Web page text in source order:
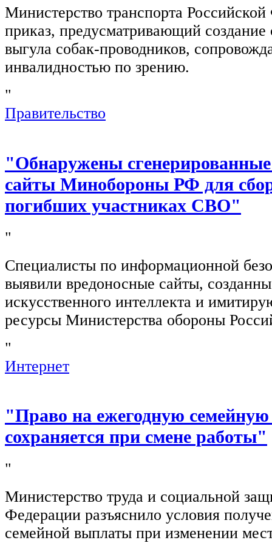
Министерство транспорта
приказ, предусматривающий создание
выгула собак-проводников,
инвалидностью по зрению.
"
Правительство
"Обнаружены
сайты Минобороны РФ для
погибших участниках СВО"
"
Специалисты по информационной
выявили вредоносные сайты,
искусственного интеллекта и
ресурсы Министерства обороны
"
Интернет
"Право на ежегодную
сохраняется при смене работы"
"
Министерство труда и социальной
Федерации разъяснило условия
семейной выплаты при изменении